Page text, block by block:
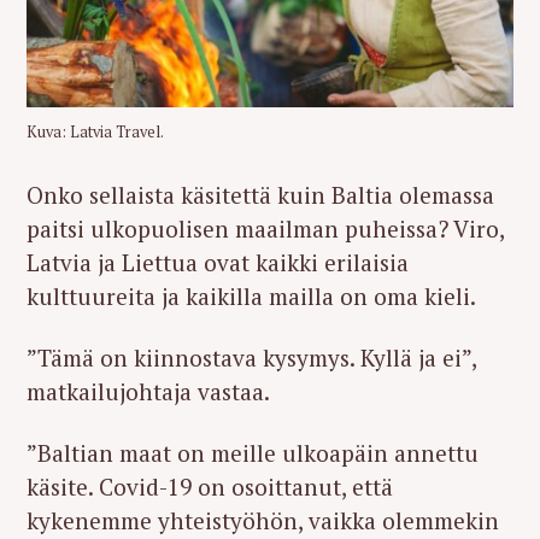
Kuva: Latvia Travel.
Onko sellaista käsitettä kuin Baltia olemassa
paitsi ulkopuolisen maailman puheissa? Viro,
Latvia ja Liettua ovat kaikki erilaisia
kulttuureita ja kaikilla mailla on oma kieli.
”Tämä on kiinnostava kysymys. Kyllä ja ei”,
matkailujohtaja vastaa.
”Baltian maat on meille ulkoapäin annettu
käsite. Covid-19 on osoittanut, että
kykenemme yhteistyöhön, vaikka olemmekin